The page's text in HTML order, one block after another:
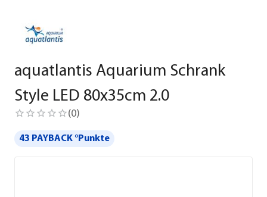
aquatlantis Aquarium Schrank
Style LED 80x35cm 2.0
(0)
43 PAYBACK °Punkte